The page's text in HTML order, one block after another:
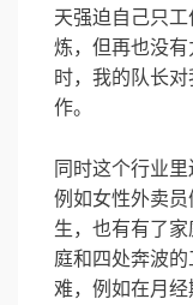
天强迫自己只
炼，但再也没
时，我的队长
作。
同时这个行业里
例如女性外卖
生，也有有了
庭和四处奔波
难，例如在月